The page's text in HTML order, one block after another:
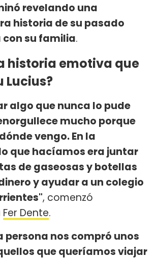
revelando una
historia de su pasado
su familia.
historia emotiva que
Lucius?
algo que nunca lo pude
mucho porque
vengo. En la
que hacíamos era juntar
de gaseosas y botellas
y ayudar a un colegio
, comenzó
Fer Dente.
persona nos compró unos
que queríamos viajar